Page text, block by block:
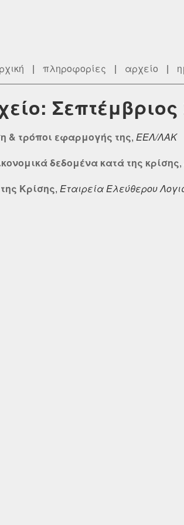
| πληροφορίες | αρχείο |
Σεπτέμβριος
& τρόποι εφαρμογής της, ΕΕΛ/ΛΑΚ
δεδομένα κατά της κρίσης,
Κρίσης, Εταιρεία Ελεύθερου